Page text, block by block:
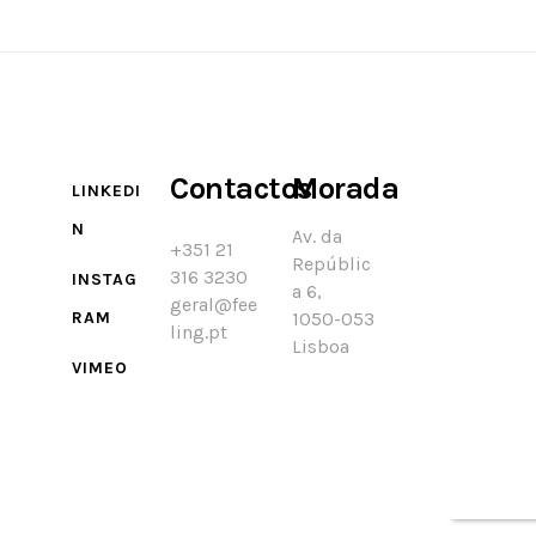
LINKEDI
N
INSTAG
RAM
VIMEO
Contactos
+351 21
316 3230
geral@fee
ling.pt
Morada
Av. da
Repúblic
a 6,
1050-053
Lisboa